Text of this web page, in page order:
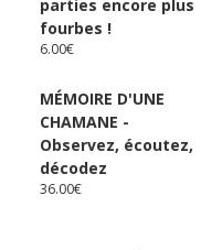
parties encore plus
fourbes !
6.00€
MÉMOIRE D'UNE
CHAMANE -
Observez, écoutez,
décodez
36.00€